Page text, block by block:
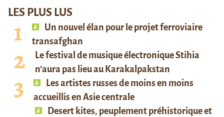
LES PLUS LUS
Un nouvel élan pour le projet ferroviaire
transafghan
Le festival de musique électronique Stihia
n’aura pas lieu au Karakalpakstan
Les artistes russes de moins en moins
accueillis en Asie centrale
Desert kites, peuplement préhistorique et